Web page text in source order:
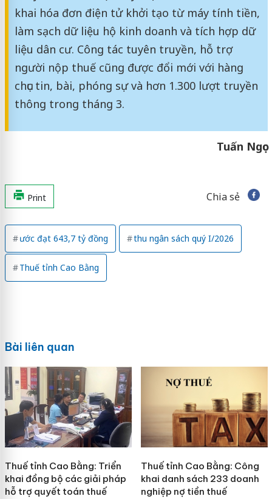
khai hóa đơn điện tử khởi tạo từ máy tính tiền,
làm sạch dữ liệu hộ kinh doanh và tích hợp dữ
liệu dân cư. Công tác tuyên truyền, hỗ trợ
người nộp thuế cũng được đổi mới với hàng
chục tin, bài, phóng sự và hơn 1.300 lượt truyền
thông trong tháng 3.
Tuấn Ngọc
Print Chia sẻ
ước đạt 643,7 tỷ đồng thu ngân sách quý I/2026
Thuế tỉnh Cao Bằng
Bài liên quan
Thuế tỉnh Cao Bằng: Triển
khai đồng bộ các giải pháp
hỗ trợ quyết toán thuế
Thuế tỉnh Cao Bằng: Công
khai danh sách 233 doanh
nghiệp nợ tiền thuế